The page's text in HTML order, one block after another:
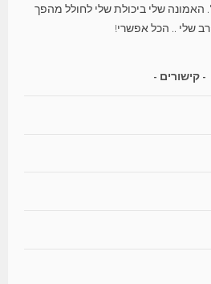
האמונה שלי ביכולת שלי לחולל מהפך
שלי .. הכל אפשרי!
קישורים